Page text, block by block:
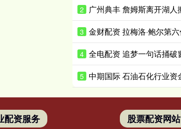
2
3
4
5
配资服务 股票配资网站